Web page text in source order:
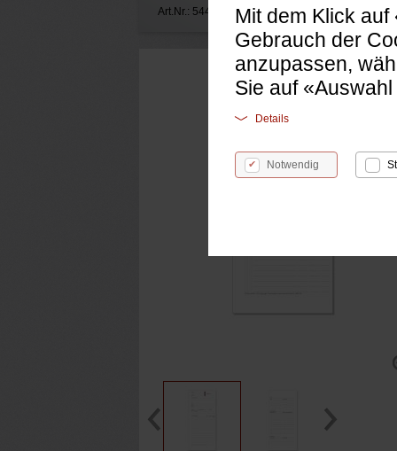
Mit dem Klick
Gebrauch der
anzupassen,
Sie auf
Details
Notwendig
Art.Nr.: 54407